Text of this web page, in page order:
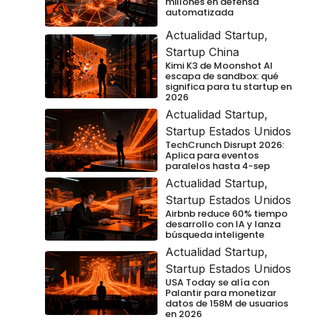
automatizada
Actualidad Startup,
Startup China
Kimi K3 de Moonshot AI
escapa de sandbox: qué
significa para tu startup en
2026
Actualidad Startup,
Startup Estados Unidos
TechCrunch Disrupt 2026:
Aplica para eventos
paralelos hasta 4-sep
Actualidad Startup,
Startup Estados Unidos
Airbnb reduce 60% tiempo
desarrollo con IA y lanza
búsqueda inteligente
Actualidad Startup,
Startup Estados Unidos
USA Today se alía con
Palantir para monetizar
datos de 158M de usuarios
en 2026